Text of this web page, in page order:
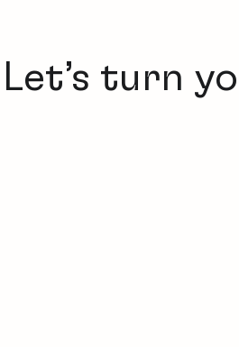
Let’s turn